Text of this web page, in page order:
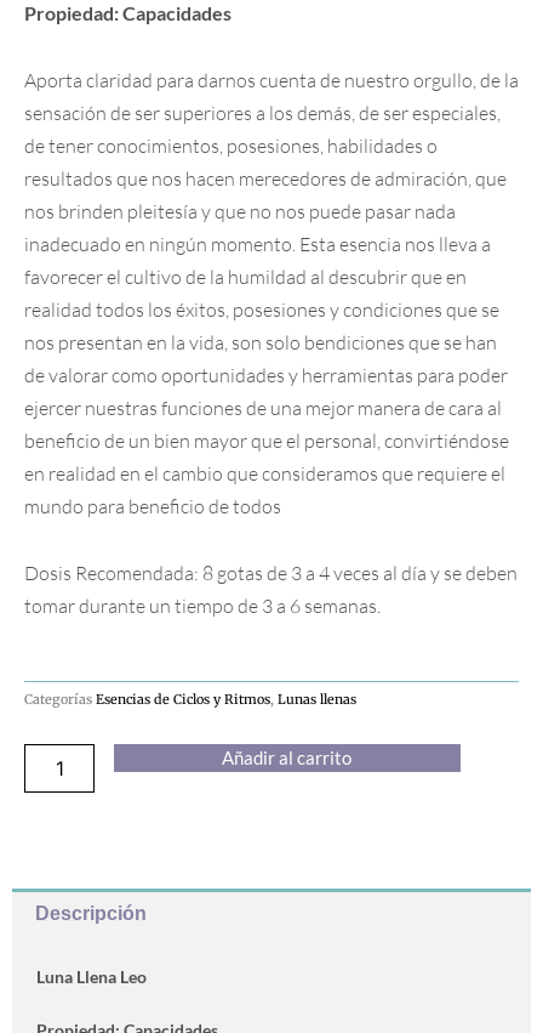
Propiedad: Capacidades
Aporta claridad para darnos cuenta de nuestro orgullo, de la
sensación de ser superiores a los demás, de ser especiales,
de tener conocimientos, posesiones, habilidades o
resultados que nos hacen merecedores de admiración, que
nos brinden pleitesía y que no nos puede pasar nada
inadecuado en ningún momento. Esta esencia nos lleva a
favorecer el cultivo de la humildad al descubrir que en
realidad todos los éxitos, posesiones y condiciones que se
nos presentan en la vida, son solo bendiciones que se han
de valorar como oportunidades y herramientas para poder
ejercer nuestras funciones de una mejor manera de cara al
beneficio de un bien mayor que el personal, convirtiéndose
en realidad en el cambio que consideramos que requiere el
mundo para beneficio de todos
Dosis Recomendada: 8 gotas de 3 a 4 veces al día y se deben
tomar durante un tiempo de 3 a 6 semanas.
Categorías Esencias de Ciclos y Ritmos, Lunas llenas
Llena
Añadir al carrito
Descripción
Luna Llena Leo